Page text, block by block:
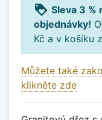
loyalty Sleva 3 %
objednávky!
Kč a v košíku
Můžete také
klikněte zde